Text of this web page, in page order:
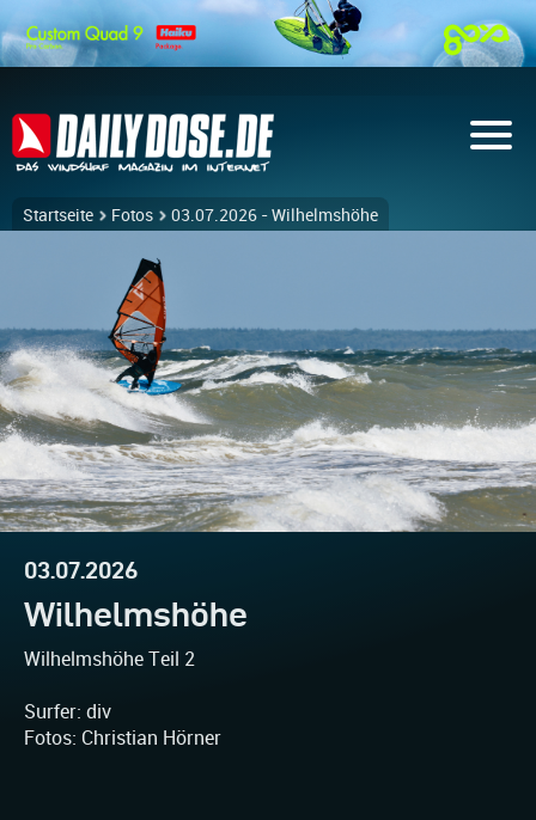
Startseite Fotos 03.07.2026 - Wilhelmshöhe
03.07.2026
Wilhelmshöhe
Wilhelmshöhe Teil 2
Surfer: div
Fotos: Christian Hörner